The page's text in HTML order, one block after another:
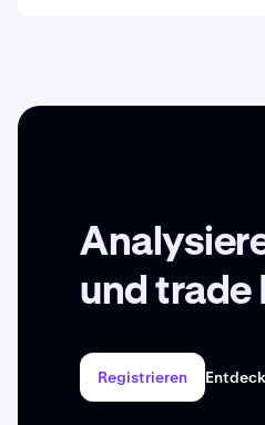
und trade
Registrieren